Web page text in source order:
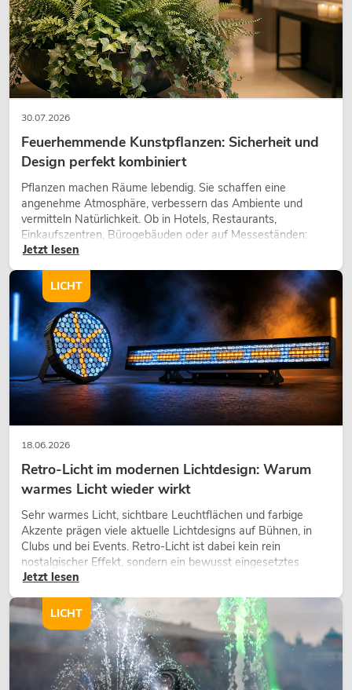
30.07.2026
Feuerhemmende Kunstpflanzen: Sicherheit und
Design perfekt kombiniert
Pflanzen machen Räume lebendig. Sie schaffen eine
angenehme Atmosphäre, verbessern das Ambiente und
vermitteln Natürlichkeit. Ob in Hotels, Restaurants,
Einkaufszentren, Bürogebäuden oder auf Messeständen:
eine hochwertige Begrünung gehört heute längst zum
Jetzt lesen
18.06.2026
Retro-Licht im modernen Lichtdesign: Warum
warmes Licht wieder wirkt
Sehr warmes Licht, sichtbare Leuchtflächen und farbige
Akzente prägen viele aktuelle Lichtdesigns auf Bühnen, in
Clubs und bei Events. Retro-Licht ist dabei kein rein
nostalgischer Effekt, sondern ein bewusst eingesetztes
Gestaltungsmittel: Es schafft Atmosphäre, gibt Szenen
wirken lassen.
Jetzt lesen
LICHT
LICHT